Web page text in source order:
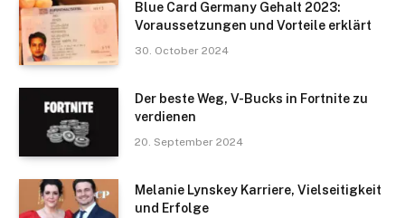
Blue Card Germany Gehalt 2023:
Voraussetzungen und Vorteile erklärt
30. October 2024
Der beste Weg, V-Bucks in Fortnite zu
verdienen
20. September 2024
Melanie Lynskey Karriere, Vielseitigkeit
und Erfolge